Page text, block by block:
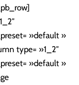
»default »
type= »1_2″
»default »